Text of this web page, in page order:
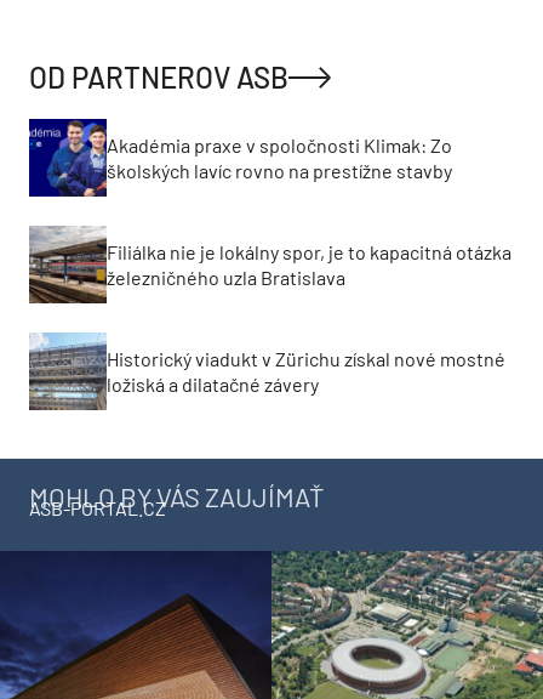
OD PARTNEROV ASB
Akadémia praxe v spoločnosti Klimak: Zo
školských lavíc rovno na prestížne stavby
Filiálka nie je lokálny spor, je to kapacitná otázka
železničného uzla Bratislava
Historický viadukt v Zürichu získal nové mostné
ložiská a dilatačné závery
MOHLO BY VÁS ZAUJÍMAŤ
ASB-PORTAL.CZ